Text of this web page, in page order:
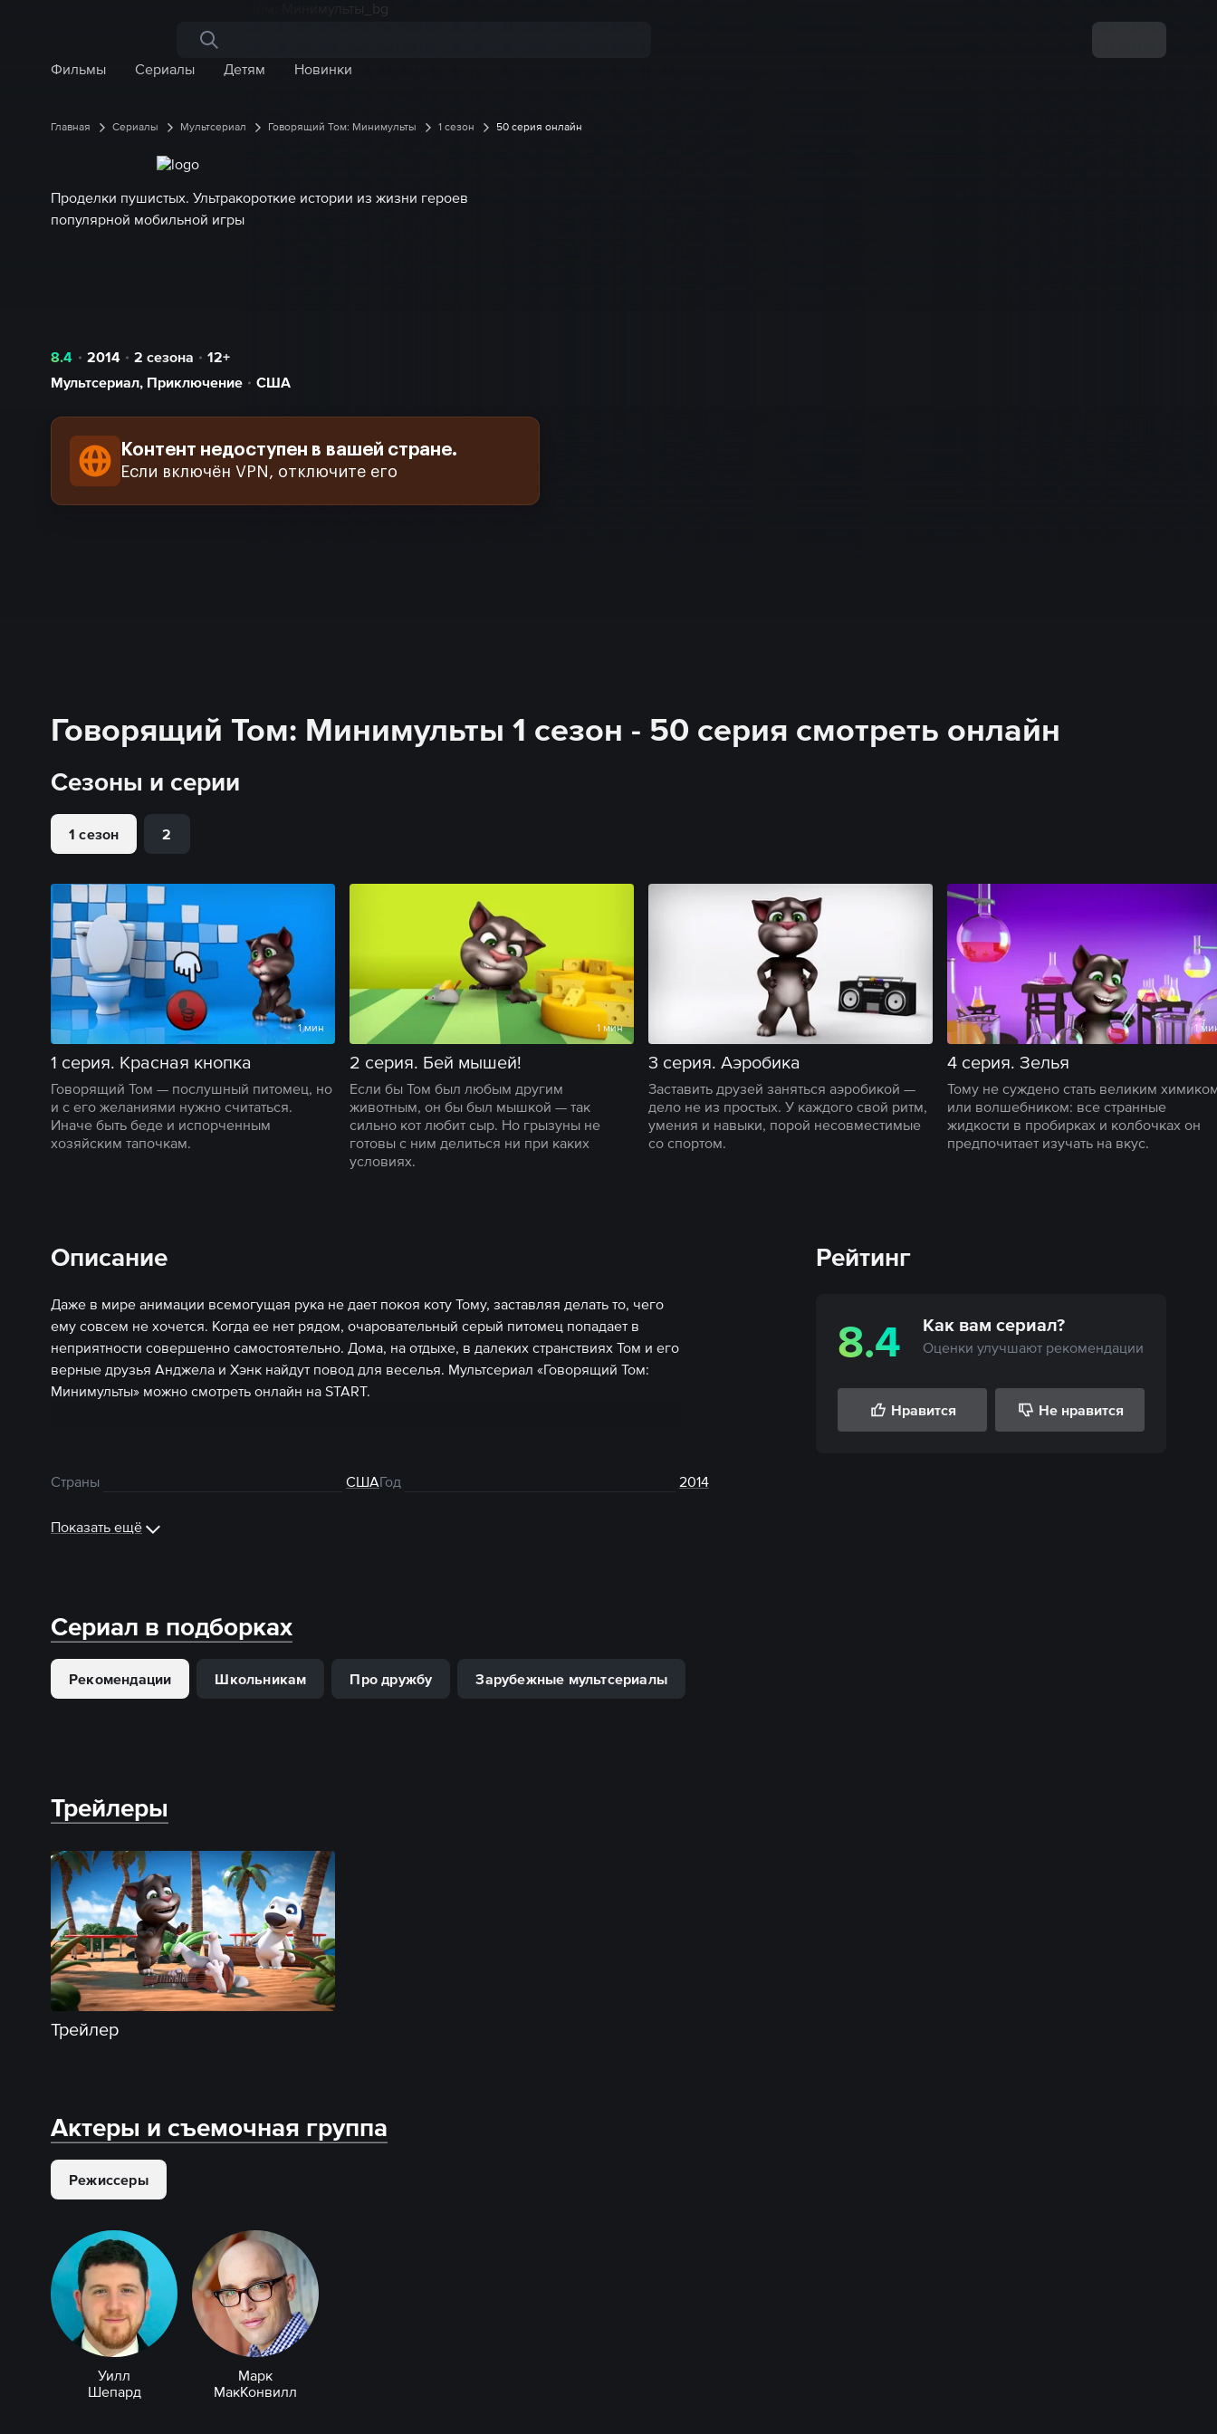
Поиск по сайту
Фильмы
Сериалы Детям Новинки
Главная Сериалы Мультсериал Говорящий Том: Минимульты 1 сезон 50 серия онлайн
Проделки пушистых. Ультракороткие истории из жизни героев
популярной мобильной игры
8.4 2014 2 сезона
12+
Мультсериал, Приключение США
Контент недоступен в вашей стране.
Если включён VPN, отключите его
Говорящий Том: Минимульты 1 сезон - 50 серия смотреть онлайн
Сезоны и серии
1 сезон 2
1 мин
1 серия. Красная кнопка
Говорящий Том — послушный питомец, но
и с его желаниями нужно считаться.
Иначе быть беде и испорченным
хозяйским тапочкам.
1 мин
2 серия. Бей мышей!
Если бы Том был любым другим
животным, он бы был мышкой — так
сильно кот любит сыр. Но грызуны не
готовы с ним делиться ни при каких
условиях.
3 серия. Аэробика
Заставить друзей заняться аэробикой —
дело не из простых. У каждого свой ритм,
умения и навыки, порой несовместимые
со спортом.
1
4 серия. Зелья
Тому не суждено стать великим
или волшебником: все странные
жидкости в пробирках и колбочках он
предпочитает изучать на вкус.
Описание
Даже в мире анимации всемогущая рука не дает покоя коту Тому, заставляя делать то, чего
ему совсем не хочется. Когда ее нет рядом, очаровательный серый питомец попадает в
неприятности совершенно самостоятельно. Дома, на отдыхе, в далеких странствиях Том и его
верные друзья Анджела и Хэнк найдут повод для веселья. Мультсериал «Говорящий Том:
Минимульты» можно смотреть онлайн на START.
Страны СШАГод 2014
Показать ещё
Рейтинг
8.4 Как вам сериал?
Оценки улучшают рекомендации
Нравится Не нравится
Сериал в подборках
Рекомендации Школьникам Про дружбу Зарубежные мультсериалы
Трейлеры
Трейлер
Актеры и съемочная группа
Режиссеры
Уилл
Шепард
Марк
МакКонвилл